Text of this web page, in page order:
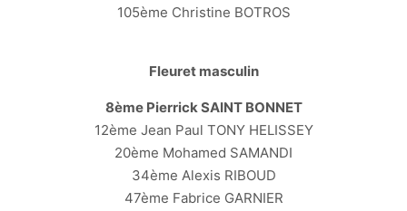
105ème Christine BOTROS
Fleuret masculin
8ème Pierrick SAINT BONNET
12ème Jean Paul TONY HELISSEY
20ème Mohamed SAMANDI
34ème Alexis RIBOUD
47ème Fabrice GARNIER